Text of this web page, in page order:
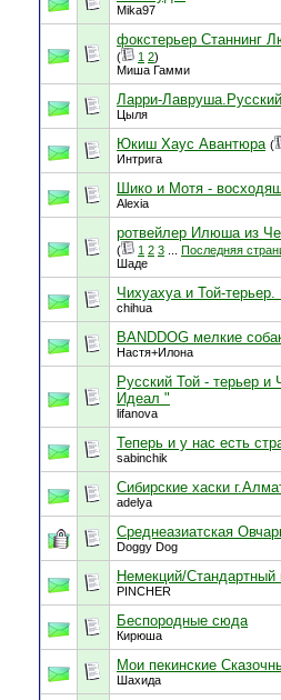
Mika97
фокстерьер Станнинг
( 1 2)
Миша Гамми
Ларри-
Цыля
Юкиш Хаус Авантюра (
Интрига
Шико и Мотя -
Alexia
ротвейлер Илюша из
( 1 2 3 Последняя
Шаде
Чихуахуа и Той-
chihua
BANDDOG мелкие
Настя+Илона
Русский Той - терьер и
Идеал "
lifanova
Теперь и у нас есть
sabinchik
Сибирские хаски
adelya
Среднеазиатская
Doggy Dog
Немекций/Стандартный
PINCHER
Беспородные сюда
Кирюша
Мои пекинские
Шахида